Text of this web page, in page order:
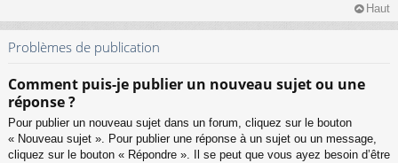
Haut
Problèmes de publication
Comment puis-je publier un nouveau sujet ou une
réponse ?
Pour publier un nouveau sujet dans un forum, cliquez sur le bouton
« Nouveau sujet ». Pour publier une réponse à un sujet ou un message,
cliquez sur le bouton « Répondre ». Il se peut que vous ayez besoin d’être